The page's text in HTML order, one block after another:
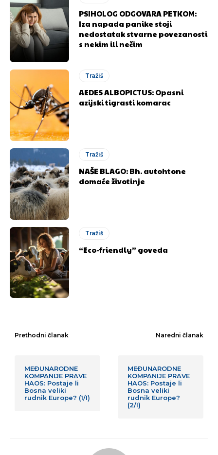
PSIHOLOG ODGOVARA PETKOM:
Iza napada panike stoji
nedostatak stvarne povezanosti
s nekim ili nečim
Tražiš
AEDES ALBOPICTUS: Opasni
azijski tigrasti komarac
Tražiš
NAŠE BLAGO: Bh. autohtone
domaće životinje
Tražiš
“Eco-friendly” goveda
Prethodni članak
MEĐUNARODNE
KOMPANIJE PRAVE
HAOS: Postaje li
Bosna veliki
rudnik Europe? (1/I)
Naredni članak
MEĐUNARODNE
KOMPANIJE PRAVE
HAOS: Postaje li
Bosna veliki
rudnik Europe?
(2/I)